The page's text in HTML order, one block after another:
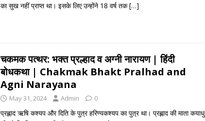
का सुख नहीं प्राप्त था। इसके लिए उन्होंने 18 वर्ष तक[…]
चकमक पत्थर: भक्त प्रल्हाद व अग्नी नारायण | हिंदी
बोधकथा | Chakmak Bhakt Pralhad and
Agni Narayana
May 31, 2024 Admin 0
प्रह्लाद ऋषि कश्यप और दिति के पुत्र हरिण्यकश्यप का पुत्र था। प्रह्लाद की माता कयाधु